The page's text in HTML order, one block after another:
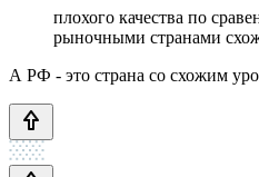
плохого качества по
рыночными странами
А РФ - это страна со схожим